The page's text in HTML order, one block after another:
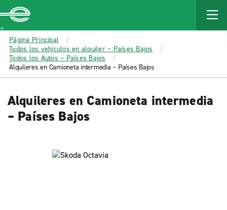
MAIN
CONTENT
Enterprise
Página Principal
Todos los vehículos en alquiler – Países Bajos
Todos los Autos – Países Bajos
Alquileres en Camioneta intermedia – Países Bajos
Alquileres en Camioneta intermedia
– Países Bajos